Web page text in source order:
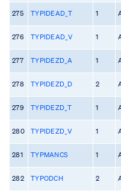
275 TYPIDEAD_T 1
276 TYPIDEAD_V 1
277 TYPIDEZD_A 1
278 TYPIDEZD_D 2
279 TYPIDEZD_T 1
280 TYPIDEZD_V 1
281 TYPMANCS 1
282 TYPODCH 2